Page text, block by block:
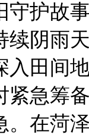
故事
续阴雨
入田间
紧急筹
。在菏